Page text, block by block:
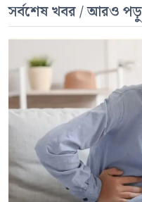
সর্বশেষ খবর / আরও